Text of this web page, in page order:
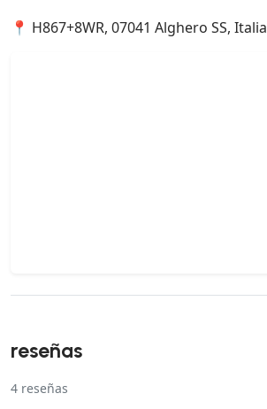
📍 H867+8WR, 07041 Alghero SS, Italia
reseñas
4 reseñas